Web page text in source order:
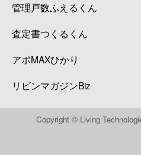
管理戸数ふえるくん
査定書つくるくん
アポMAXひかり
リビンマガジンBiz
Copyright © Living